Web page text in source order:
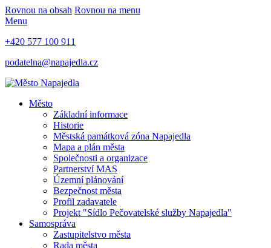
Rovnou na obsah Rovnou na menu
Menu
+420 577 100 911
podatelna@napajedla.cz
Město
Základní informace
Historie
Městská památková zóna Napajedla
Mapa a plán města
Společnosti a organizace
Partnerství MAS
Územní plánování
Bezpečnost města
Profil zadavatele
Projekt "Sídlo Pečovatelské služby Napajedla"
Samospráva
Zastupitelstvo města
Rada města